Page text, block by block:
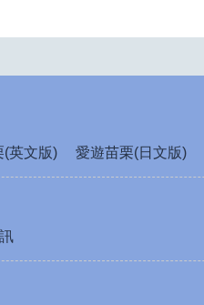
(英文版) 愛遊苗栗(日文版)